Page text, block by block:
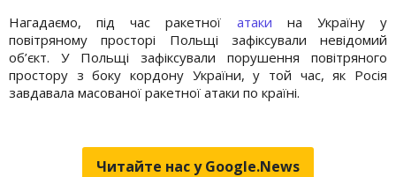
Нагадаємо, під час ракетної атаки на Україну у
повітряному просторі Польщі зафіксували невідомий
об’єкт. У Польщі зафіксували порушення повітряного
простору з боку кордону України, у той час, як Росія
завдавала масованої ракетної атаки по країні.
Читайте нас у Google.News